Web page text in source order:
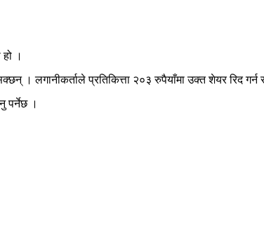
।
। लगानीकर्ताले प्रतिकित्ता २०३ रुपैयाँमा उक्त शेयर रिद
पर्नेछ ।